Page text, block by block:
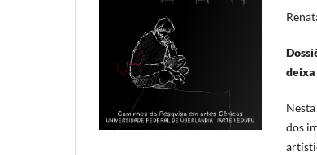
deixa
dos